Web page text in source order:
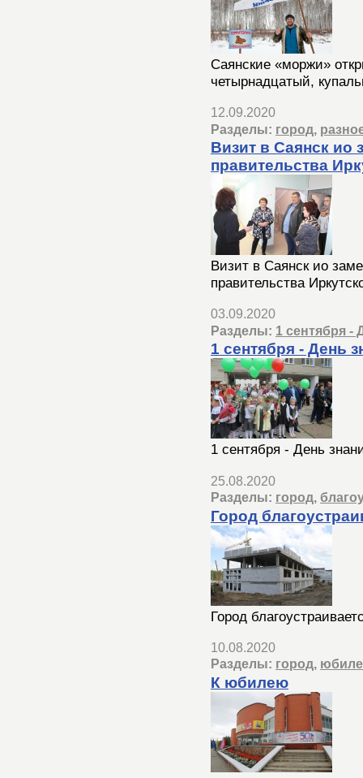
Саянские «моржи»
четырнадцатый,
12.09.2020
Разделы: город,
Визит в Саянск ио
правительства
Визит в Саянск ио
правительства
03.09.2020
Разделы: 1 сентября -
1 сентября - День
1 сентября - День
25.08.2020
Разделы: город,
Город
Город
10.08.2020
Разделы: город,
К юбилею